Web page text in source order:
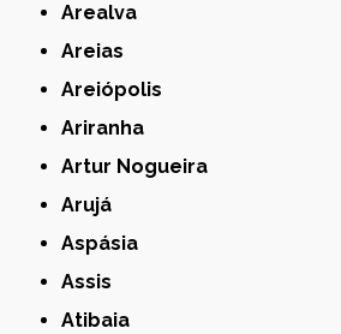
Arealva
Areias
Areiópolis
Ariranha
Artur Nogueira
Arujá
Aspásia
Assis
Atibaia